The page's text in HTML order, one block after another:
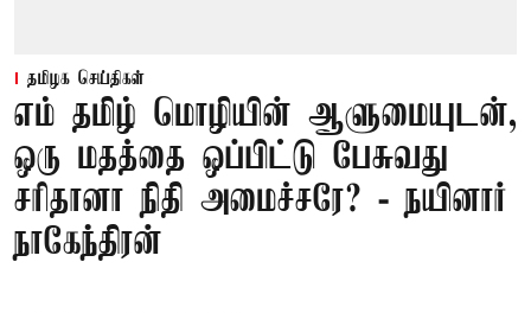
தமிழக செய்திகள்
எம் தமிழ் மொழியின் ஆளுமையுடன்,
ஒரு மதத்தை ஒப்பிட்டு பேசுவது
சரிதானா நிதி அமைச்சரே? - நயினார்
நாகேந்திரன்